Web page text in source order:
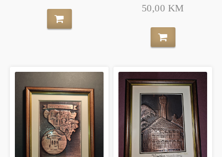
50,00 KM